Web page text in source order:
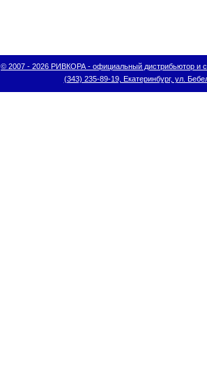
© 2007 - 2026 РИВКОРА - официальный дистрибьютор и
(343) 235-89-19, Екатеринбург, ул.